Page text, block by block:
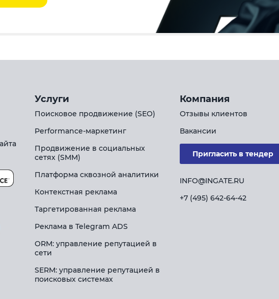
Услуги
Поисковое продвижение (SEO)
Performance-маркетинг
Продвижение в социальных
сетях (SMM)
Платформа сквозной аналитики
Контекстная реклама
Таргетированная реклама
Реклама в Telegram ADS
ORM: управление репутацией в
сети
SERM: управление репутацией в
поисковых системах
Компания
Отзывы клиентов
Вакансии
Пригласить в тендер
INFO@INGATE.RU
+7 (495) 642-64-42